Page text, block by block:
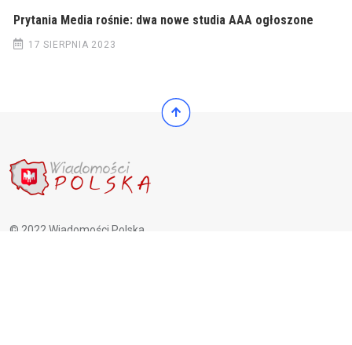
Prytania Media rośnie: dwa nowe studia AAA ogłoszone
17 SIERPNIA 2023
© 2022 Wiadomości Polska